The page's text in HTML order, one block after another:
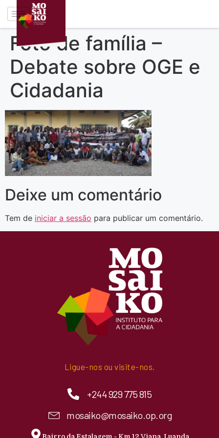
Foto de família –
Debate sobre OGE e
Cidadania
Deixe um comentário
Tem de iniciar a sessão para publicar um comentário.
Ligue-nos ou visite-nos.
+244 929 775 815
mosaiko@mosaiko.op.org